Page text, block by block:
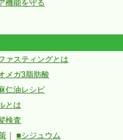
機能を守る
ァスティングとは
メガ3脂肪酸
仁油レシピ
とは
検査
■シジュウム